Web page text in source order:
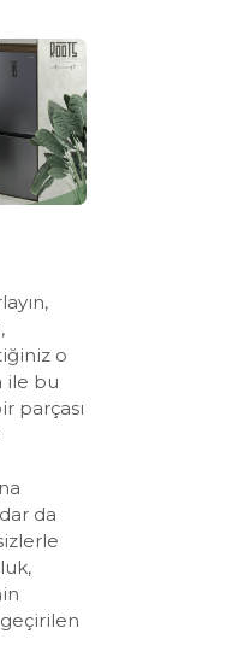
o
ile bu
parçası
da